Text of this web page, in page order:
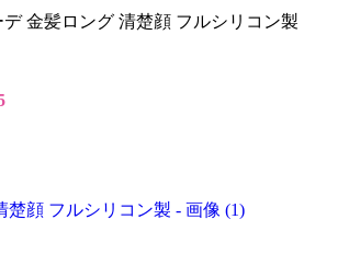
デ 金髪ロング 清楚顔 フルシリコン製